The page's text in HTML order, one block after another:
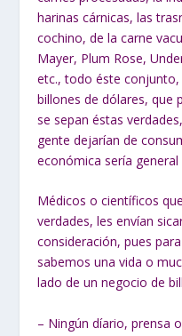
harinas cárnicas, las
cochino, de la carne
Mayer, Plum Rose,
etc., todo éste
billones de dólares, que
se sepan éstas
gente dejarían de
económica sería
Médicos o científicos
verdades, les envían
consideración, pues
sabemos una vida o
lado de un negocio de
– Ningún díario, prensa